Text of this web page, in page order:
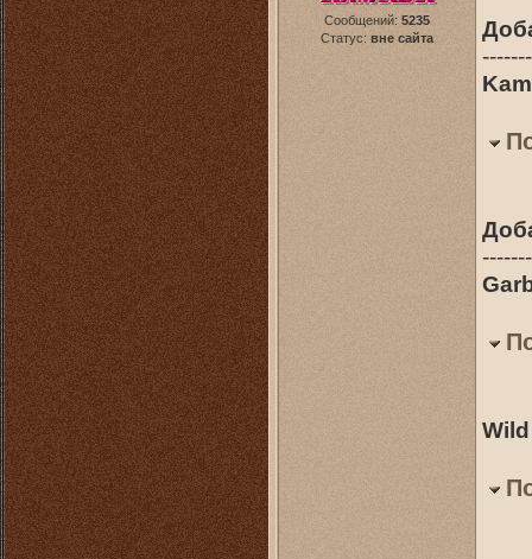
Сообщений: 5235
Статус: вне сайта